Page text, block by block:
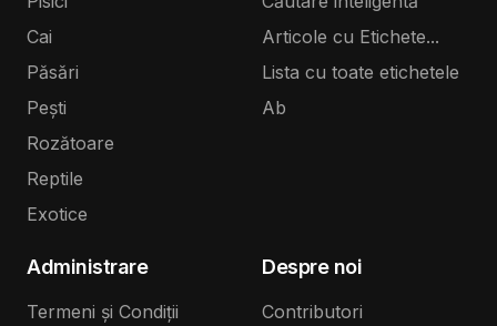
Cai
Păsări
Pești
Rozătoare
Reptile
Exotice
Articole cu Etichete...
Lista cu toate etichetele
Ab
Administrare
Termeni și Condiții
Despre noi
Contributori